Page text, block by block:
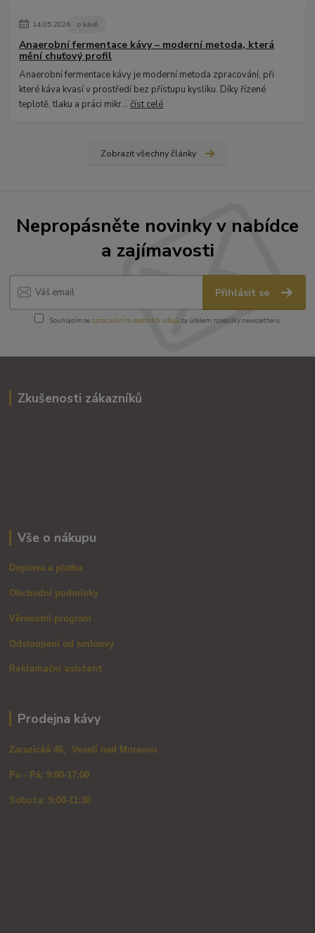
14.05.2026 o kávě
Anaerobní fermentace kávy – moderní metoda, která
mění chuťový profil
Anaerobní fermentace kávy je moderní metoda zpracování, při
které káva kvasí v prostředí bez přístupu kyslíku. Díky řízené
teplotě, tlaku a práci mikr...číst celé
Zobrazit všechny články
Nepropásněte novinky v nabídce
a zajímavosti
Přihlásit se
Souhlasím se zpracováním osobních údajůza účelem rozesílky newsletteru.
Zkušenosti zákazníků
Vše o nákupu
Doprava a platba
Obchodní podmínky
Věrnostní program
Odstoupení od smlouvy
Reklamační asistent
Prodejna kávy
Zarazická 46, Veselí nad Moravou
Po - Pá: 9:00-17:00
Sobota: 9:00-11:30